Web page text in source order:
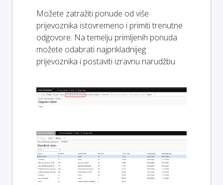
Možete zatražiti ponude od više
prijevoznika istovremeno i primiti trenutne
odgovore. Na temelju primljenih ponuda
možete odabrati najprikladnijeg
prijevoznika i postaviti izravnu narudžbu.